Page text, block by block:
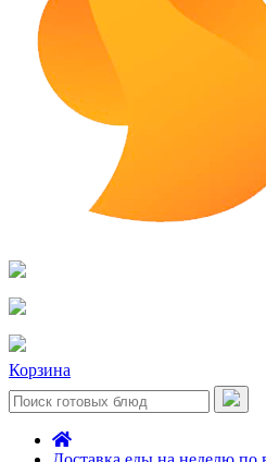
Корзина